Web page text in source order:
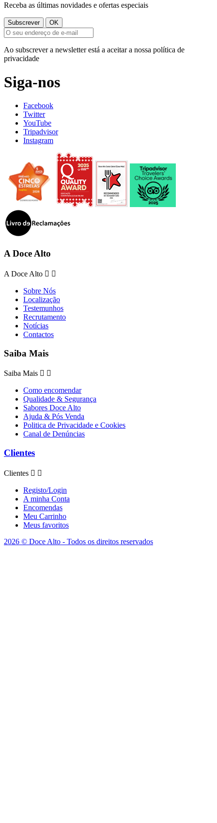
Receba as últimas novidades e ofertas especiais
Ao subscrever a newsletter está a aceitar a nossa política de
privacidade
Siga-nos
Facebook
Twitter
YouTube
Tripadvisor
Instagram
A Doce Alto
A Doce Alto  
Sobre Nós
Localização
Testemunhos
Recrutamento
Notícias
Contactos
Saiba Mais
Saiba Mais  
Como encomendar
Qualidade & Segurança
Sabores Doce Alto
Ajuda & Pós Venda
Politica de Privacidade e Cookies
Canal de Denúncias
Clientes
Clientes  
Registo/Login
A minha Conta
Encomendas
Meu Carrinho
Meus favoritos
2026 © Doce Alto - Todos os direitos reservados